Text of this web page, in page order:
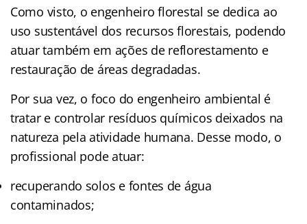
Como visto, o engenheiro florestal se dedica ao
uso sustentável dos recursos florestais, podendo
atuar também em ações de reflorestamento e
restauração de áreas degradadas.
Por sua vez, o foco do engenheiro ambiental é
tratar e controlar resíduos químicos deixados na
natureza pela atividade humana. Desse modo, o
profissional pode atuar:
recuperando solos e fontes de água
contaminados;